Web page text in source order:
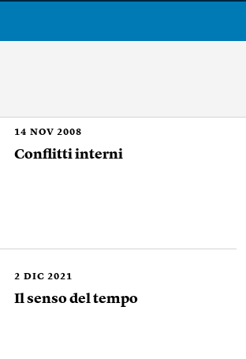
14 NOV 2008
Conflitti interni
2 DIC 2021
Il senso del tempo